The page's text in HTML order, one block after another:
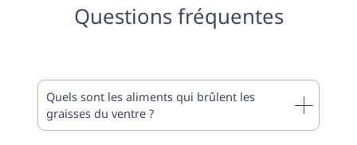
Questions fréquentes
Quels sont les aliments qui brûlent les
graisses du ventre ?